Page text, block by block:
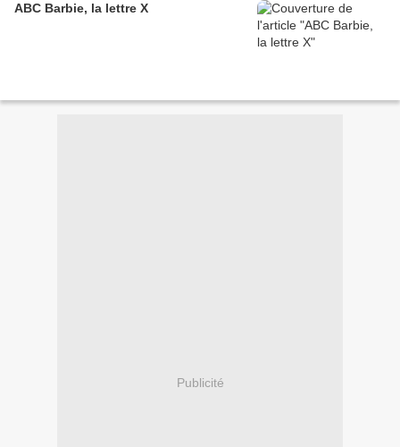
ABC Barbie, la lettre X
Publicité